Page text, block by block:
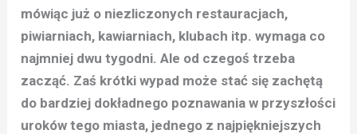
mówiąc już o niezliczonych restauracjach,
piwiarniach, kawiarniach, klubach itp. wymaga co
najmniej dwu tygodni. Ale od czegoś trzeba
zacząć. Zaś krótki wypad może stać się zachętą
do bardziej dokładnego poznawania w przyszłości
uroków tego miasta, jednego z najpiękniejszych